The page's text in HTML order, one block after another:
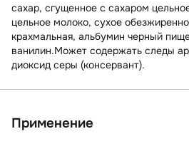
сахар, сгущенное с сахаром
цельное молоко, сухое
крахмальная, альбумин черный
ванилин.Может содержать следы
диоксид серы (консервант).
Применение